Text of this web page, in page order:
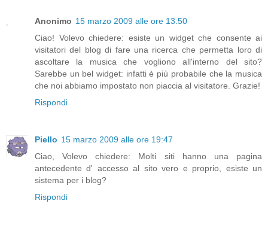
Anonimo 15 marzo 2009 alle ore 13:50
Ciao! Volevo chiedere: esiste un widget che consente ai
visitatori del blog di fare una ricerca che permetta loro di
ascoltare la musica che vogliono all'interno del sito?
Sarebbe un bel widget: infatti è più probabile che la musica
che noi abbiamo impostato non piaccia al visitatore. Grazie!
Rispondi
Piello 15 marzo 2009 alle ore 19:47
Ciao, Volevo chiedere: Molti siti hanno una pagina
antecedente d' accesso al sito vero e proprio, esiste un
sistema per i blog?
Rispondi